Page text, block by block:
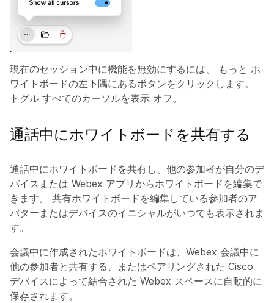
現在のセッション中に機能を無効にするには、 もっと ホ
ワイトボードの左下隅にあるボタンをクリックします。
トグル すべてのカーソルを表示 オフ。
通話中にホワイトボードを共有する
通話中にホワイトボードを共有し、他の参加者が自分のデ
バイスまたは Webex アプリからホワイトボードを編集で
きます。 共有ホワイトボードを編集している参加者のア
バターまたはデバイスのイニシャルがいつでも表示されま
す。
会議中に作成されたホワイトボードは、Webex 会議中に
他の参加者と共有する、またはペアリングされた Cisco
デバイスによって結合された Webex スペースに自動的に
保存されます。